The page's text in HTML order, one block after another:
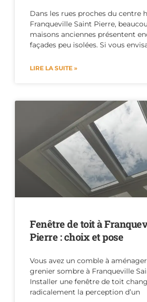
Dans les rues proches du centre
Franqueville Saint Pierre,
maisons anciennes présentent
façades peu isolées. Si vous
LIRE LA SUITE »
Fenêtre de toit à
Pierre : choix et pose
Vous avez un comble à
grenier sombre à Franqueville
Installer une fenêtre de toit
radicalement la perception d’un